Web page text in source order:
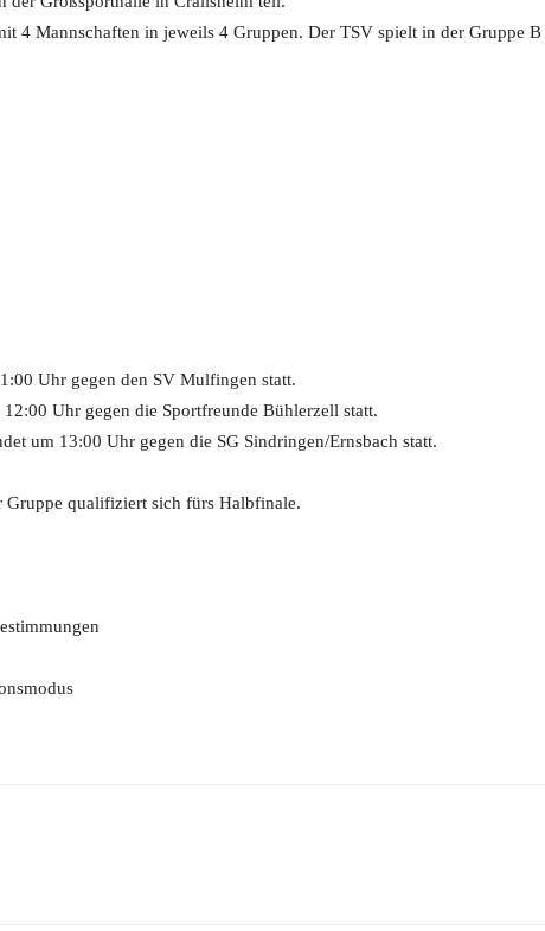
4 Mannschaften in jeweils 4 Gruppen. Der TSV spielt in der Gruppe B
Uhr gegen den SV Mulfingen statt.
Uhr gegen die Sportfreunde Bühlerzell statt.
um 13:00 Uhr gegen die SG Sindringen/Ernsbach statt.
Gruppe qualifiziert sich fürs Halbfinale.